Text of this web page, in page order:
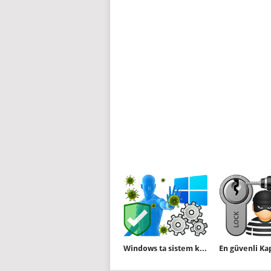
Windows ta sistem koruması açıkmı kontrol edin